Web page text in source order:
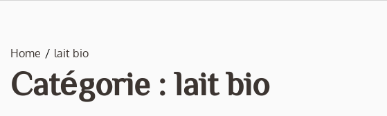
Home lait bio
Catégorie :lait bio